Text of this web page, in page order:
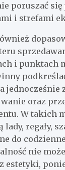
poruszać się
i strefami
i punktach
jednocześnie
oraz
W takich
lady, regały,
do
nie
estetyki,